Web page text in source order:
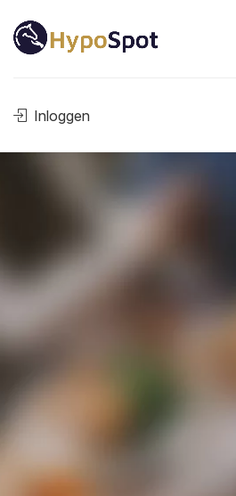
Inloggen